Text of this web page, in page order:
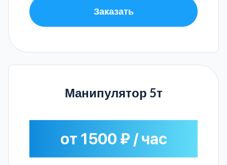
Заказать
Манипулятор 5т
от 1500 ₽ / час